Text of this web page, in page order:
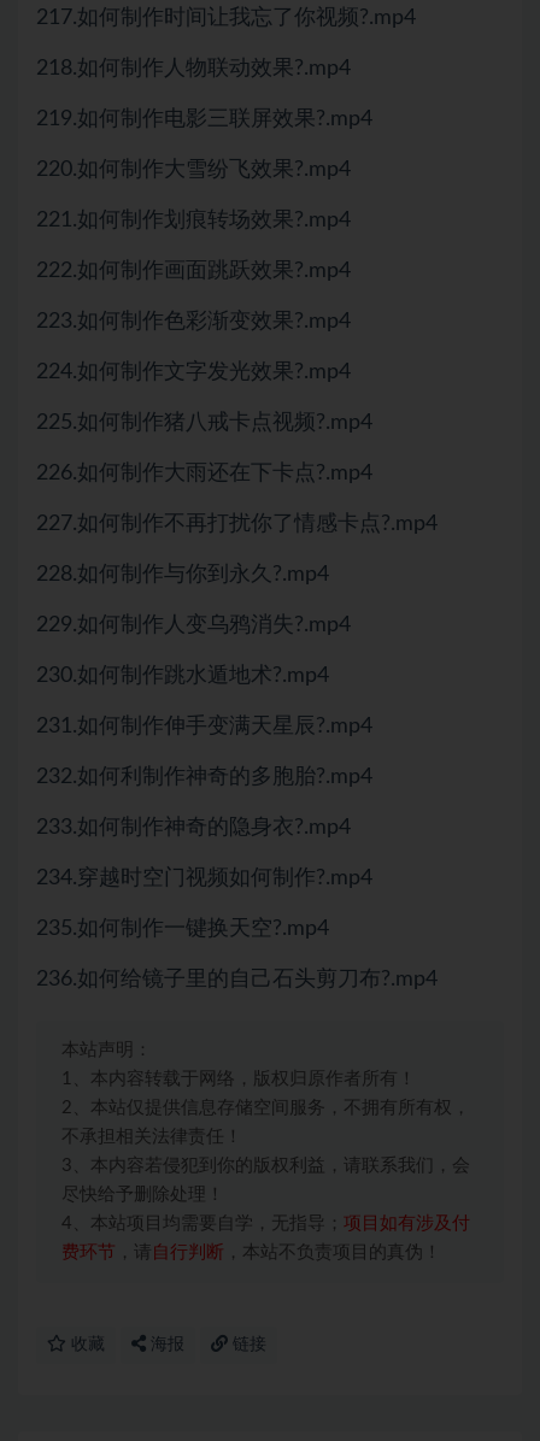
217.如何制作时间让我忘了你视频?.mp4
218.如何制作人物联动效果?.mp4
219.如何制作电影三联屏效果?.mp4
220.如何制作大雪纷飞效果?.mp4
221.如何制作划痕转场效果?.mp4
222.如何制作画面跳跃效果?.mp4
223.如何制作色彩渐变效果?.mp4
224.如何制作文字发光效果?.mp4
225.如何制作猪八戒卡点视频?.mp4
226.如何制作大雨还在下卡点?.mp4
227.如何制作不再打扰你了情感卡点?.mp4
228.如何制作与你到永久?.mp4
229.如何制作人变乌鸦消失?.mp4
230.如何制作跳水遁地术?.mp4
231.如何制作伸手变满天星辰?.mp4
232.如何利制作神奇的多胞胎?.mp4
233.如何制作神奇的隐身衣?.mp4
234.穿越时空门视频如何制作?.mp4
235.如何制作一键换天空?.mp4
236.如何给镜子里的自己石头剪刀布?.mp4
本站声明：
1、本内容转载于网络，版权归原作者所有！
2、本站仅提供信息存储空间服务，不拥有所有权，
不承担相关法律责任！
3、本内容若侵犯到你的版权利益，请联系我们，会
尽快给予删除处理！
4、本站项目均需要自学，无指导； 项目如有涉及付
费环节 ，请 自行判断 ，本站不负责项目的真伪！
收藏 海报 链接